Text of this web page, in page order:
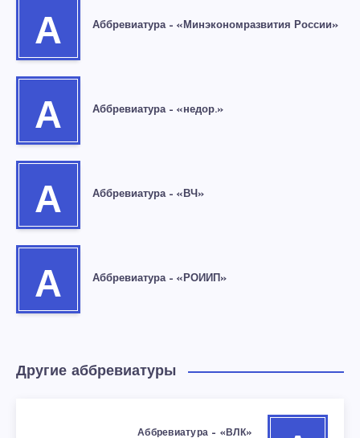
А Аббревиатура – «Минэкономразвития России»
А Аббревиатура – «недор.»
А Аббревиатура – «ВЧ»
А Аббревиатура – «РОИИП»
Другие аббревиатуры
Аббревиатура – «ВЛК»